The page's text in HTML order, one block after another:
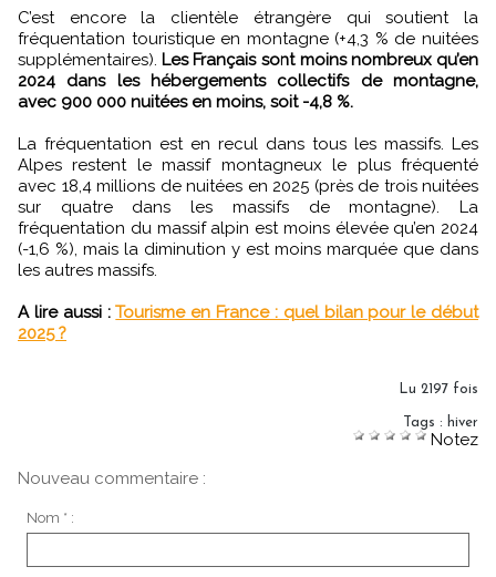
C’est encore la clientèle étrangère qui soutient la
fréquentation touristique en montagne (+4,3 % de nuitées
supplémentaires). Les Français sont moins nombreux qu’en
2024 dans les hébergements collectifs de montagne,
avec 900 000 nuitées en moins, soit -4,8 %.
La fréquentation est en recul dans tous les massifs. Les
Alpes restent le massif montagneux le plus fréquenté
avec 18,4 millions de nuitées en 2025 (près de trois nuitées
sur quatre dans les massifs de montagne). La
fréquentation du massif alpin est moins élevée qu’en 2024
(-1,6 %), mais la diminution y est moins marquée que dans
les autres massifs.
A lire aussi : Tourisme en France : quel bilan pour le début
2025 ?
Lu 2197 fois
Tags : hiver
Notez
Nouveau commentaire :
Nom * :